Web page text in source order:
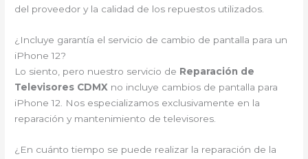
del proveedor y la calidad de los repuestos utilizados.
¿Incluye garantía el servicio de cambio de pantalla para un
iPhone 12?
Lo siento, pero nuestro servicio de Reparación de
Televisores CDMX no incluye cambios de pantalla para
iPhone 12. Nos especializamos exclusivamente en la
reparación y mantenimiento de televisores.
¿En cuánto tiempo se puede realizar la reparación de la